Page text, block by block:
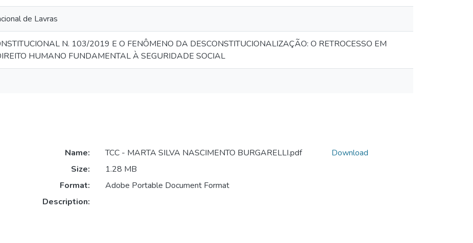
de Lavras
N. 103/2019 E O FENÔMENO DA DESCONSTITUCIONALIZAÇÃO: O RETROCESSO EM
HUMANO FUNDAMENTAL À SEGURIDADE SOCIAL
Name:
TCC - MARTA SILVA NASCIMENTO BURGARELLI.pdf
Size:
1.28 MB
Format:
Adobe Portable Document Format
Description:
Download